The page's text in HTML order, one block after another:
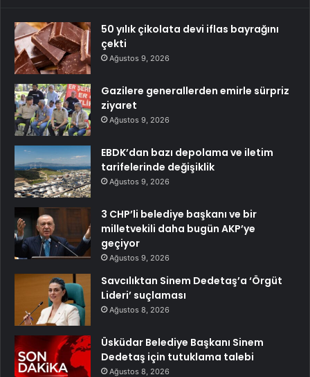
50 yılık çikolata devi iflas bayrağını
çekti
Ağustos 9, 2026
Gazilere generallerden emirle sürpriz
ziyaret
Ağustos 9, 2026
EBDK’dan bazı depolama ve iletim
tarifelerinde değişiklik
Ağustos 9, 2026
3 CHP’li belediye başkanı ve bir
milletvekili daha bugün AKP’ye
geçiyor
Ağustos 9, 2026
Savcılıktan Sinem Dedetaş’a ‘Örgüt
Lideri’ suçlaması
Ağustos 8, 2026
Üsküdar Belediye Başkanı Sinem
Dedetaş için tutuklama talebi
Ağustos 8, 2026